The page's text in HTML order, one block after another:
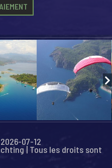
07-12
| Tous les droits sont